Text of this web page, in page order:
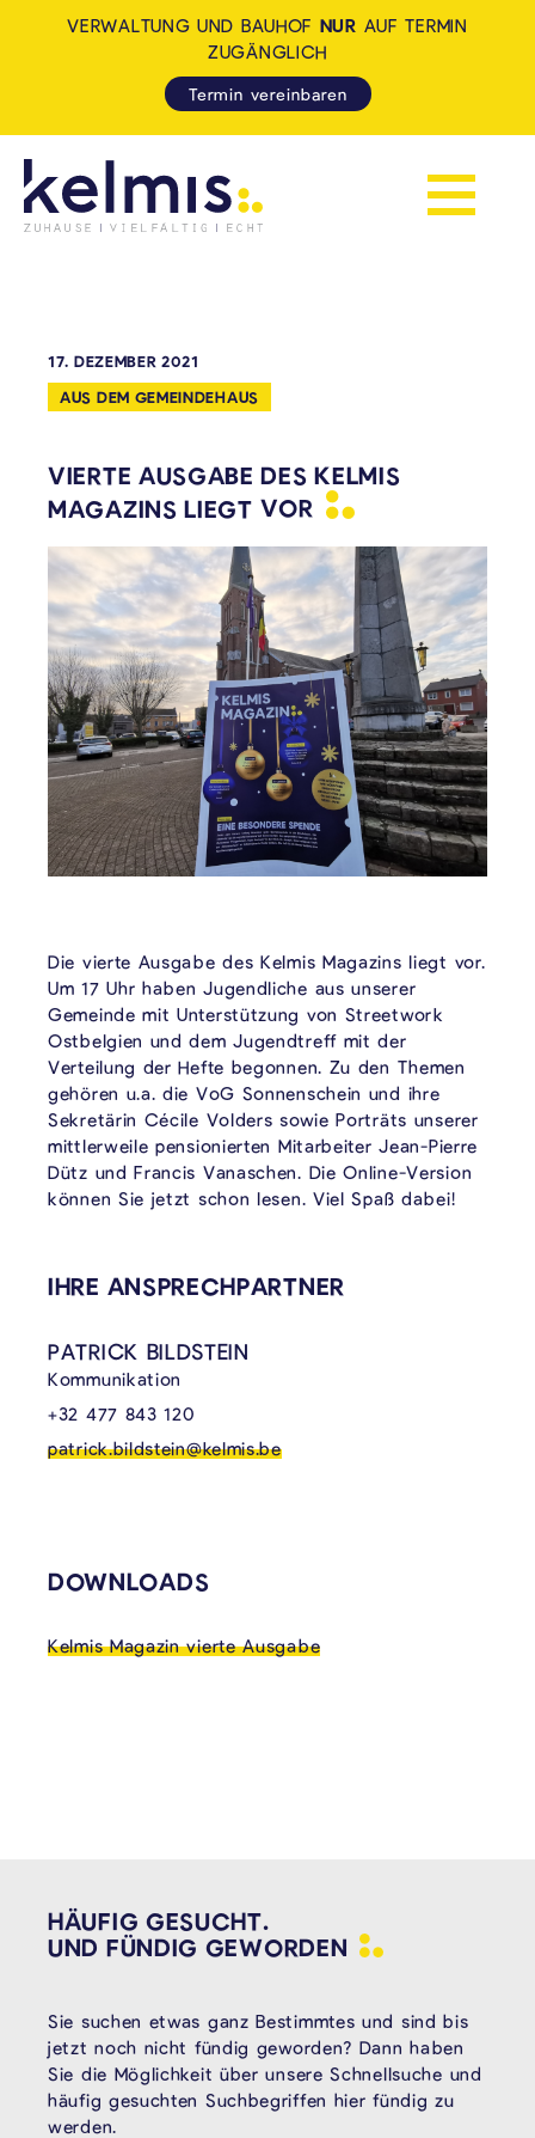
Navigation
VERWALTUNG UND BAUHOF NUR AUF TERMIN
ZUGÄNGLICH
Termin vereinbaren
17. DEZEMBER 2021
AUS DEM GEMEINDEHAUS
VIERTE AUSGABE DES KELMIS
MAGAZINS LIEGT VOR
Die vierte Ausgabe des Kelmis Magazins liegt vor.
Um 17 Uhr haben Jugendliche aus unserer
Gemeinde mit Unterstützung von Streetwork
Ostbelgien und dem Jugendtreff mit der
Verteilung der Hefte begonnen. Zu den Themen
gehören u.a. die VoG Sonnenschein und ihre
Sekretärin Cécile Volders sowie Porträts unserer
mittlerweile pensionierten Mitarbeiter Jean-Pierre
Dütz und Francis Vanaschen. Die Online-Version
können Sie jetzt schon lesen. Viel Spaß dabei!
VERKNÜPFTE INHALTE
IHRE ANSPRECHPARTNER
PATRICK BILDSTEIN
Kommunikation
+32 477 843 120
patrick.bildstein@kelmis.be
DOWNLOADS
Kelmis Magazin vierte Ausgabe
HÄUFIG GESUCHT.
UND FÜNDIG GEWORDEN
Sie suchen etwas ganz Bestimmtes und sind bis
jetzt noch nicht fündig geworden? Dann haben
Sie die Möglichkeit über unsere Schnellsuche und
häufig gesuchten Suchbegriffen hier fündig zu
werden.